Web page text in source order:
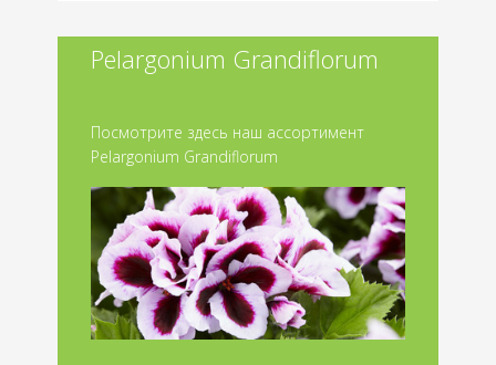
Pelargonium Grandiflorum
Посмотрите здесь наш ассортимент
Pelargonium Grandiflorum